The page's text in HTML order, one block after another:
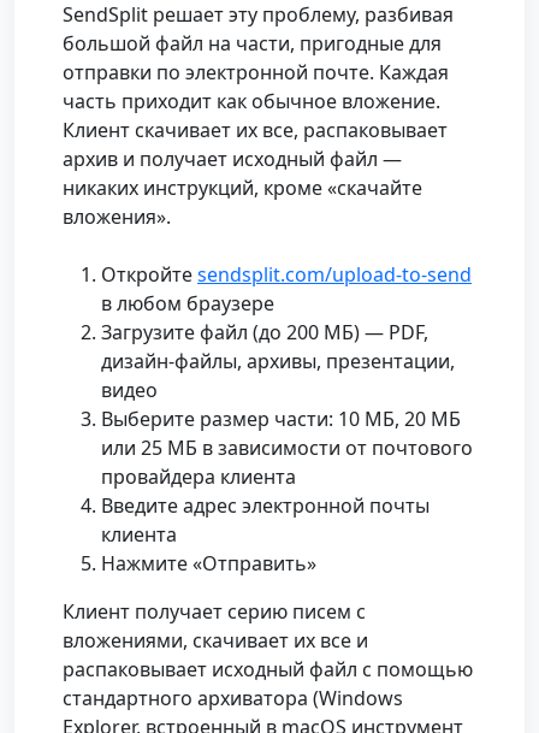
SendSplit решает эту проблему, разбивая
большой файл на части, пригодные для
отправки по электронной почте. Каждая
часть приходит как обычное вложение.
Клиент скачивает их все, распаковывает
архив и получает исходный файл —
никаких инструкций, кроме «скачайте
вложения».
Откройтеsendsplit.com/upload-to-send
в любом браузере
Загрузите файл (до 200 МБ) — PDF,
дизайн-файлы, архивы, презентации,
видео
Выберите размер части: 10 МБ, 20 МБ
или 25 МБ в зависимости от почтового
провайдера клиента
Введите адрес электронной почты
клиента
Нажмите «Отправить»
Клиент получает серию писем с
вложениями, скачивает их все и
распаковывает исходный файл с помощью
стандартного архиватора (Windows
Explorer, встроенный в macOS инструмент